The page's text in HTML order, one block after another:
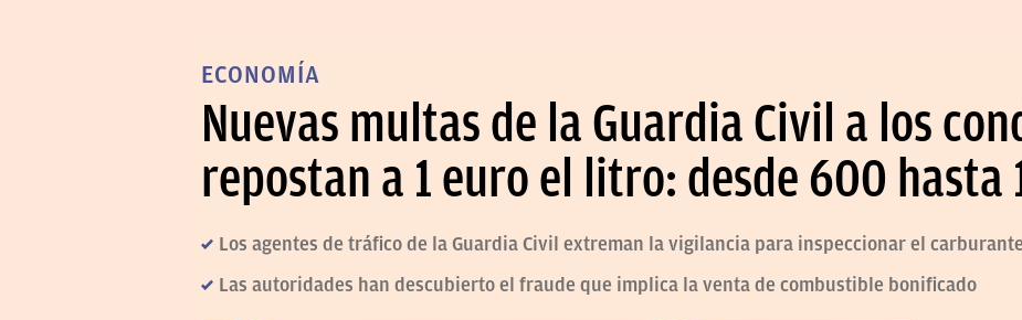
ECONOMÍA
Nuevas multas de la Guardia Civil a los
repostan a 1 euro el litro: desde 600 hasta
Los agentes de tráfico de la Guardia Civil extreman la vigilancia para inspeccionar el
Las autoridades han descubierto el fraude que implica la venta de combustible bonificado